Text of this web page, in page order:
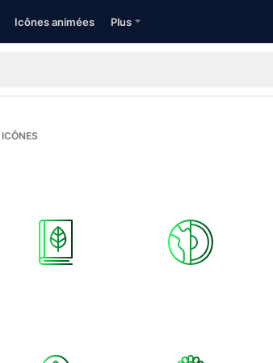
Icônes animées Plus
ICÔNES